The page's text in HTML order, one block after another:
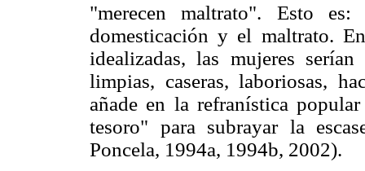
"merecen maltrato". Esto
domesticación y el maltrato.
idealizadas, las mujeres serían
limpias, caseras, laboriosas,
añade en la refranística
tesoro" para subrayar la
Poncela, 1994a, 1994b, 2002).